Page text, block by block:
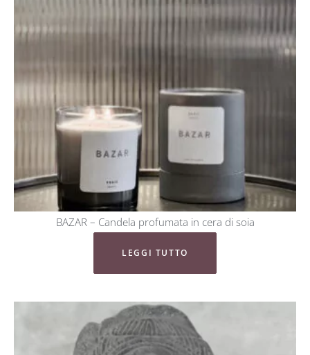
BAZAR – Candela profumata in cera di soia
LEGGI TUTTO